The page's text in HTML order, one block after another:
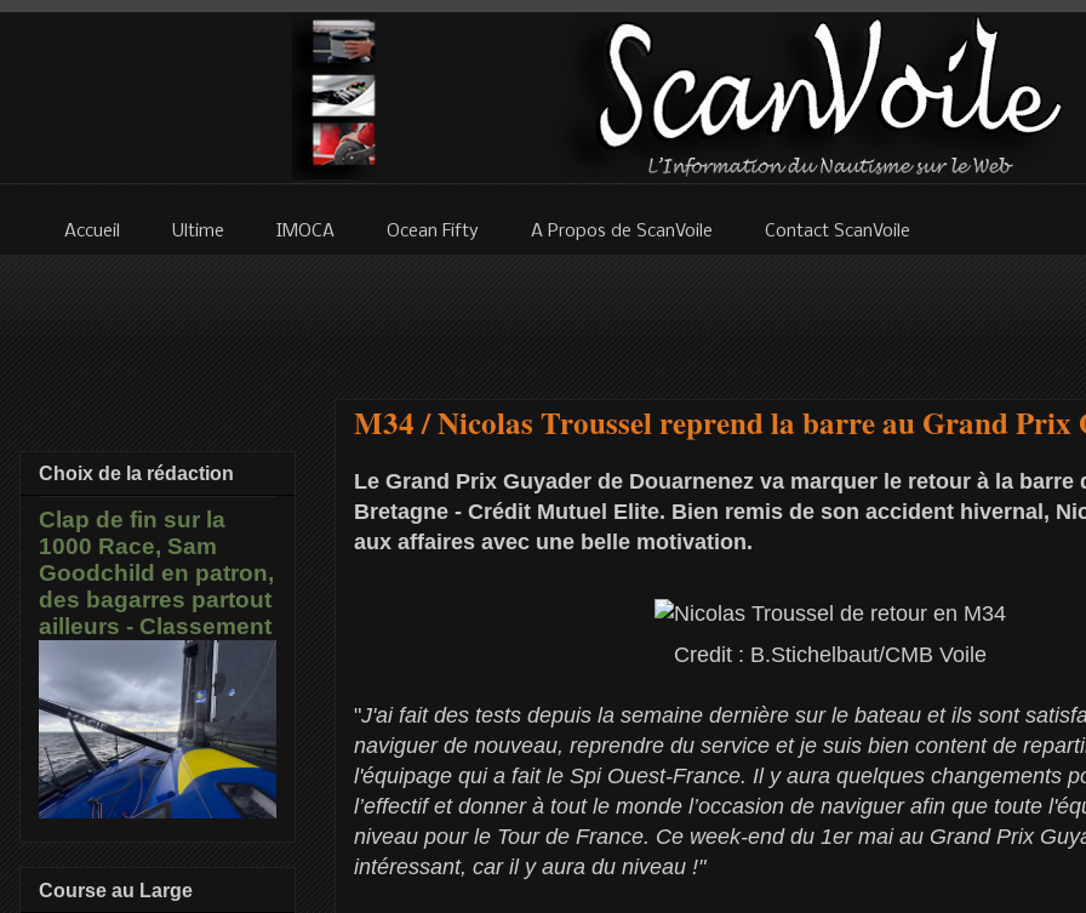
Accueil Ultime IMOCA Ocean Fifty A Propos de ScanVoile Contact ScanVoile
M34 / Nicolas Troussel reprend la barre au Grand Prix
Le Grand Prix Guyader de Douarnenez va marquer le retour à la
Bretagne - Crédit Mutuel Elite. Bien remis de son accident hivernal,
aux affaires avec une belle motivation.
Credit : B.Stichelbaut/CMB Voile
"J'ai fait des tests depuis la semaine dernière sur le bateau et ils sont
naviguer de nouveau, reprendre du service et je suis bien content de
l'équipage qui a fait le Spi Ouest-France. Il y aura quelques changements
l’effectif et donner à tout le monde l’occasion de naviguer afin que toute
niveau pour le Tour de France. Ce week-end du 1er mai au Grand Prix
intéressant, car il y aura du niveau !"
Choix de la rédaction
Clap de fin sur la
1000 Race, Sam
Goodchild en patron,
des bagarres partout
ailleurs - Classement
Course au Large